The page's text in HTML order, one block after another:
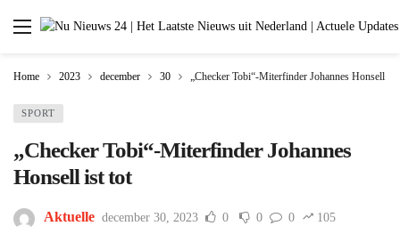
Home 2023 december 30 „Checker Tobi“-Miterfinder Johannes Honsell ist
SPORT
„Checker Tobi“-Miterfinder Johannes
Honsell ist tot
Aktuelle december 30, 2023 0 0 0 105